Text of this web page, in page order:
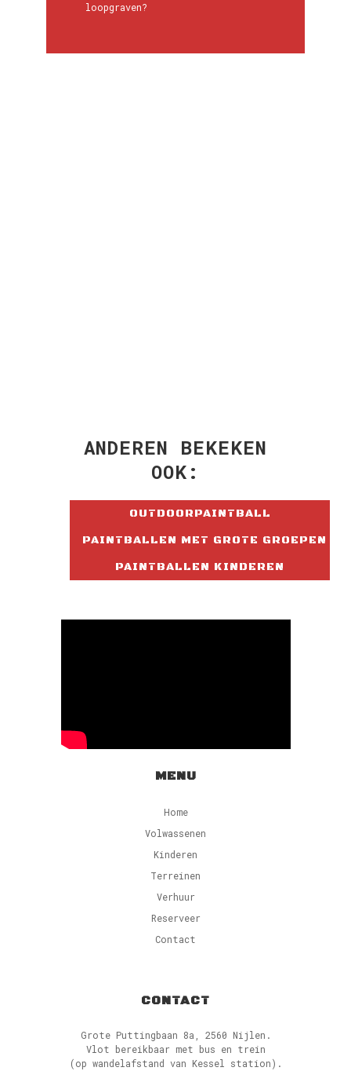
loopgraven?
ANDEREN BEKEKEN
OOK:
OUTDOORPAINTBALL
PAINTBALLEN MET GROTE GROEPEN
PAINTBALLEN KINDEREN
MENU
Home
Volwassenen
Kinderen
Terreinen
Verhuur
Reserveer
Contact
CONTACT
Grote Puttingbaan 8a, 2560 Nijlen.
Vlot bereikbaar met bus en trein
(op wandelafstand van Kessel station).